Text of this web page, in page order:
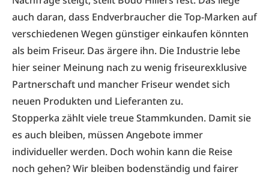
auch daran, dass Endverbraucher die Top-Marken auf
verschiedenen Wegen günstiger einkaufen könnten
als beim Friseur. Das ärgere ihn. Die Industrie lebe
hier seiner Meinung nach zu wenig friseurexklusive
Partnerschaft und mancher Friseur wendet sich
neuen Produkten und Lieferanten zu.
Stopperka zählt viele treue Stammkunden. Damit sie
es auch bleiben, müssen Angebote immer
individueller werden. Doch wohin kann die Reise
noch gehen? Wir bleiben bodenständig und fairer